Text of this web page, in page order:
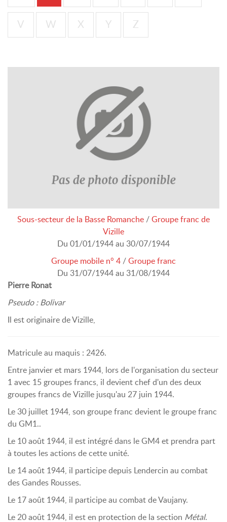
V W X Y Z
Sous-secteur de la Basse Romanche / Groupe franc de
Vizille
Du 01/01/1944 au 30/07/1944
Groupe mobile n° 4 / Groupe franc
Du 31/07/1944 au 31/08/1944
Pierre Ronat
Pseudo : Bolivar
Il est originaire de Vizille,
Matricule au maquis : 2426.
Entre janvier et mars 1944, lors de l'organisation du secteur
1 avec 15 groupes francs, il devient chef d'un des deux
groupes francs de Vizille jusqu'au 27 juin 1944.
Le 30 juillet 1944, son groupe franc devient le groupe franc
du GM1..
Le 10 août 1944, il est intégré dans le GM4 et prendra part
à toutes les actions de cette unité.
Le 14 août 1944, il participe depuis Lendercin au combat
des Gandes Rousses.
Le 17 août 1944, il participe au combat de Vaujany.
Le 20 août 1944, il est en protection de la section Métal.